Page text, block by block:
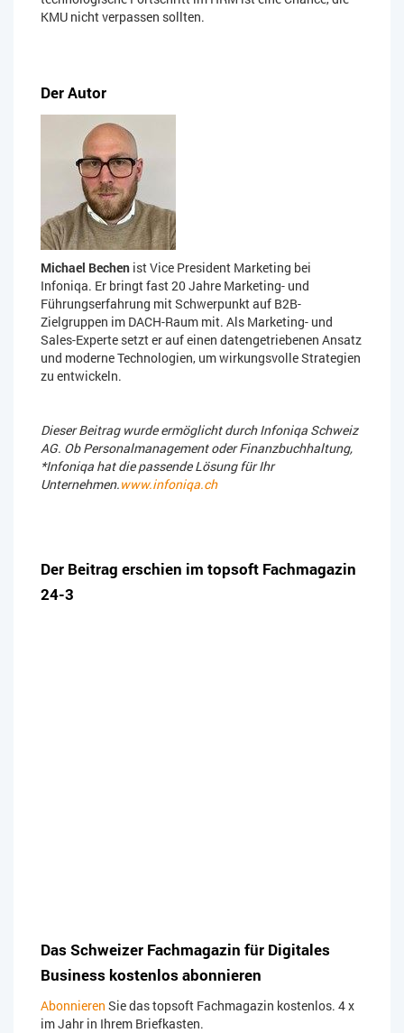
KMU nicht verpassen sollten.
Der Autor
Michael Bechen ist Vice President Marketing bei
Infoniqa. Er bringt fast 20 Jahre Marketing- und
Führungserfahrung mit Schwerpunkt auf B2B-
Zielgruppen im DACH-Raum mit. Als Marketing- und
Sales-Experte setzt er auf einen datengetriebenen Ansatz
und moderne Technologien, um wirkungsvolle Strategien
zu entwickeln.
Dieser Beitrag wurde ermöglicht durch Infoniqa Schweiz
AG. Ob Personalmanagement oder Finanzbuchhaltung,
*Infoniqa hat die passende Lösung für Ihr
Unternehmen.www.infoniqa.ch
Der Beitrag erschien im topsoft Fachmagazin
24-3
Das Schweizer Fachmagazin für Digitales
Business kostenlos abonnieren
Abonnieren Sie das topsoft Fachmagazin kostenlos. 4 x
im Jahr in Ihrem Briefkasten.